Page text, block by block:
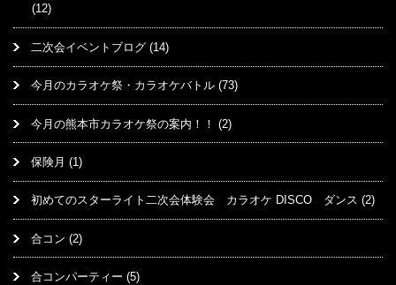
(12)
二次会イベントブログ (14)
今月のカラオケ祭・カラオケバトル (73)
今月の熊本市カラオケ祭の案内！！ (2)
保険月 (1)
初めてのスターライト二次会体験会 カラオケ DISCO ダンス (2)
合コン (2)
合コンパーティー (5)